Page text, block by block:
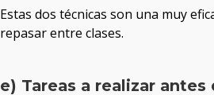
Estas dos técnicas son una muy
repasar entre clases.
e) Tareas a realizar